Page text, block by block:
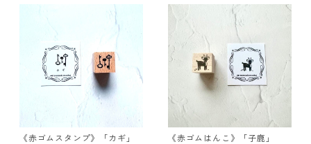
《赤ゴムスタンプ》「カギ」 《赤ゴムはんこ》「子鹿」